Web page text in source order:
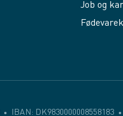
Job og
IBAN: DK9830000008558183